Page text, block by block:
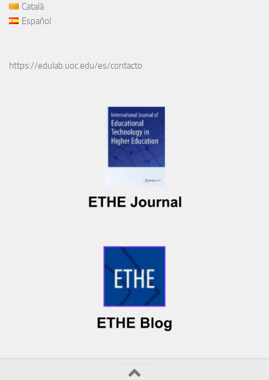
Català
Español
https://edulab.uoc.edu/es/contacto